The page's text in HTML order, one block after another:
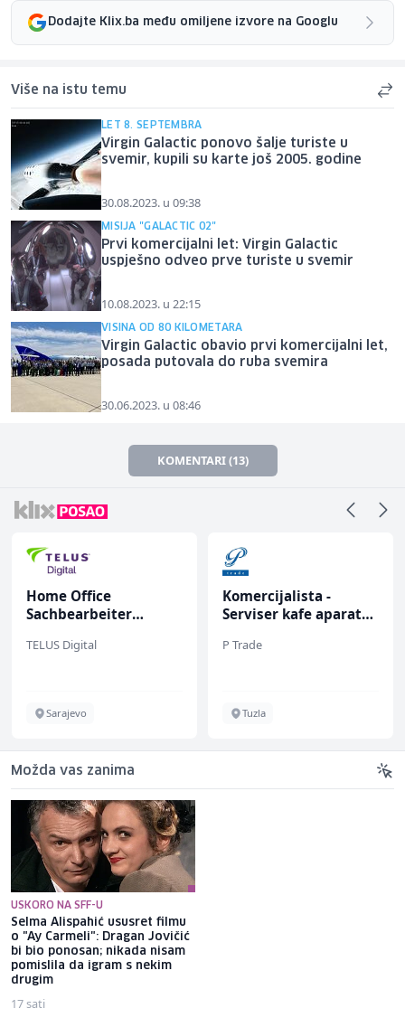
Dodajte Klix.ba među omiljene izvore na Googlu
Više na istu temu
LET 8. SEPTEMBRA
Virgin Galactic ponovo šalje turiste u
svemir, kupili su karte još 2005. godine
30.08.2023. u 09:38
MISIJA "GALACTIC 02"
Prvi komercijalni let: Virgin Galactic
uspješno odveo prve turiste u svemir
10.08.2023. u 22:15
VISINA OD 80 KILOMETARA
Virgin Galactic obavio prvi komercijalni let,
posada putovala do ruba svemira
30.06.2023. u 08:46
KOMENTARI (13)
Home Office
Sachbearbeiter
bekannten deutschen
TELUS Digital
Sarajevo
Komercijalista -
Serviser kafe aparata
P Trade
Tuzla
Možda vas zanima
USKORO NA SFF-U
Selma Alispahić ususret filmu
o "Ay Carmeli": Dragan Jovičić
bi bio ponosan; nikada nisam
pomislila da igram s nekim
drugim
17 sati